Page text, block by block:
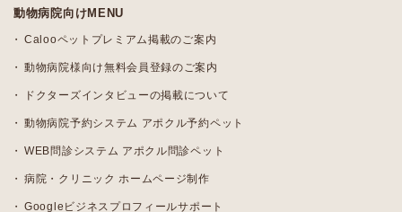
動物病院向けMENU
Calooペットプレミアム掲載のご案内
動物病院様向け無料会員登録のご案内
ドクターズインタビューの掲載について
動物病院予約システム アポクル予約ペット
WEB問診システム アポクル問診ペット
病院・クリニック ホームページ制作
Googleビジネスプロフィールサポート